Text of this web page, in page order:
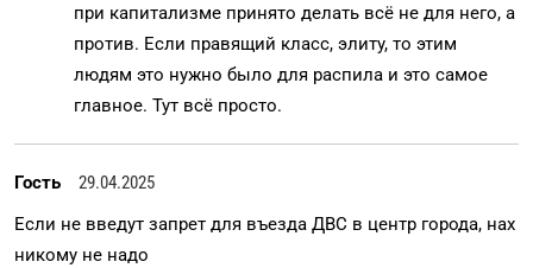
при капитализме принято делать всё не для него, а
против. Если правящий класс, элиту, то этим
людям это нужно было для распила и это самое
главное. Тут всё просто.
Гость
29.04.2025
Если не введут запрет для въезда ДВС в центр города, нах
никому не надо